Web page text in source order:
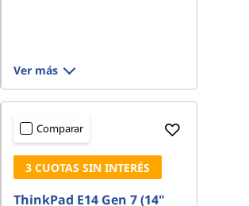
Ver más
Comparar
3 CUOTAS SIN INTERÉS
ThinkPad E14 Gen 7 (14"